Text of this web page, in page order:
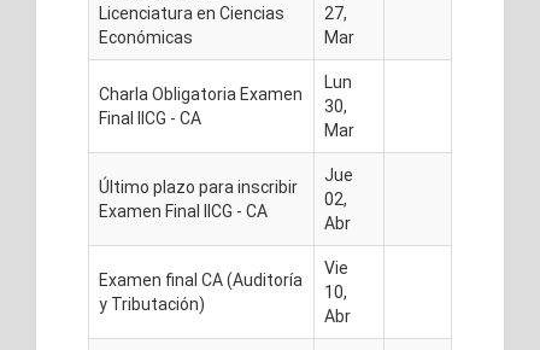
Licenciatura en Ciencias
Económicas
27,
Mar
Charla Obligatoria Examen
Final IICG - CA
Lun
30,
Mar
Último plazo para inscribir
Examen Final IICG - CA
Jue
02,
Abr
Examen final CA (Auditoría
y Tributación)
Vie
10,
Abr